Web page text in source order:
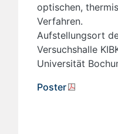
optischen,
Verfahren.
Aufstellungsort
Versuchshalle
Universität
Poster